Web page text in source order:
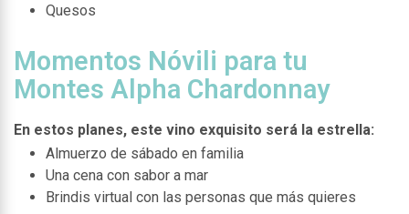
Quesos
Momentos Nóvili para tu
Montes Alpha Chardonnay
En estos planes, este vino exquisito será la estrella:
Almuerzo de sábado en familia
Una cena con sabor a mar
Brindis virtual con las personas que más quieres